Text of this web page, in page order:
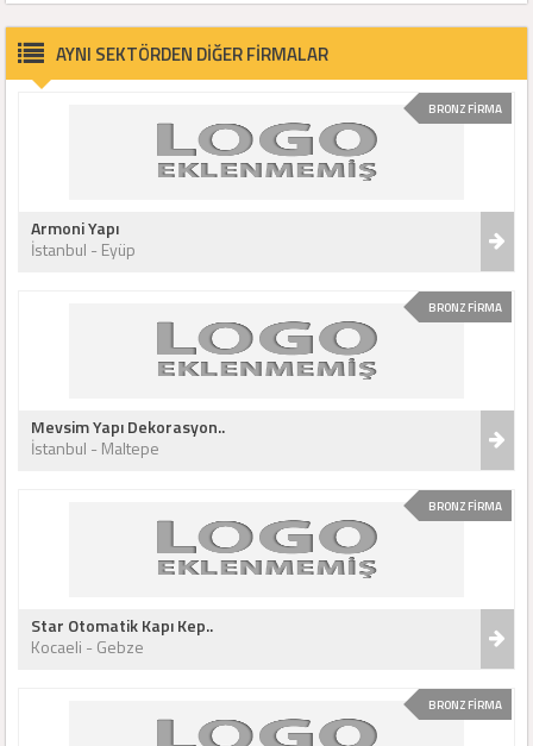
AYNI SEKTÖRDEN DİĞER FİRMALAR
BRONZ FİRMA
Armoni Yapı
İstanbul - Eyüp
BRONZ FİRMA
Mevsim Yapı Dekorasyon..
İstanbul - Maltepe
BRONZ FİRMA
Star Otomatik Kapı Kep..
Kocaeli - Gebze
BRONZ FİRMA